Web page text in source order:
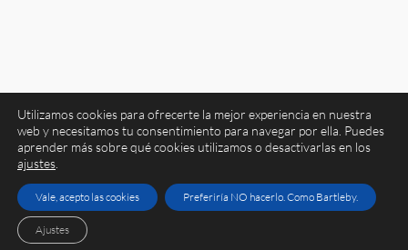
Aviso legal|Política de privacidad|Política de cookies
Utilizamos cookies para ofrecerte la mejor experiencia en nuestra
web y necesitamos tu consentimiento para navegar por ella. Puedes
aprender más sobre qué cookies utilizamos o desactivarlas en los
ajustes
Vale, acepto las cookies Preferiría NO hacerlo. Como Bartleby.
Ajustes